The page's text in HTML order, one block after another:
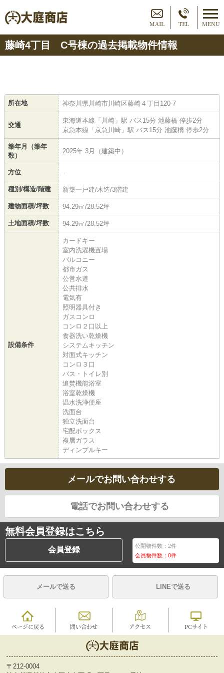
MAIL TEL MENU
藤崎4丁目 C号棟の過去掲載物件情報
所在地 神奈川県川崎市川崎区藤崎４丁目120-7
交通
東海道本線「川崎」駅 バス15分 池藤橋 停歩2分
京急本線「京急川崎」駅 バス15分 池藤橋 停歩2分
築年月（築年
数）
2025年 3月（建築中）
方位 -
種別/構造/階建 新築一戸建/木造/3階建
建物面積/坪数 94.29㎡/28.52坪
土地面積/坪数 94.29㎡/28.52坪
設備条件
カードキー
室内洗濯機置場
バルコニー
都市ガス
公営水道
公共排水
電気有
照明器具付き
ガスコンロ
コンロ２口以上
食器洗い乾燥機
システムキッチン
対面式キッチン
コンロ３口
バス・トイレ別
追焚機能浴室
浴室乾燥機
温水洗浄便座
洗面台
独立洗面台
宅配ボックス
複層ガラス
ディンプルキー
メールでお問い合わせする
電話でお問い合わせする
無料会員登録はこちら
会員登録 公開物件数：2件
会員物件数：0件
メールで送る LINEで送る
ページに戻る 問い合わせ アクセス PCサイト
〒212-0004